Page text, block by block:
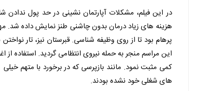
در این فیلم، مشکلات آپارتمان نشینی در حد پول
هزینه های زیاد درمان بدون چاشنی طنز نمایش داده شد.
پرهام بود تا از روی وظیفه شناسی. قبرستان نیز، تار
این مراسم منجر به حمله نیروی انتظامی گردید.
کمی مثبت نمود. مانند بازپرسی که در برخورد با متهم
های شغلی خود نشده بودند.